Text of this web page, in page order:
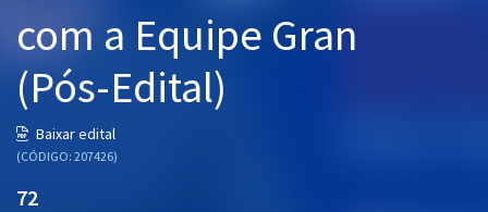
Questões grátis
Conteúdo gratuito
Blog
Aprovados
com a Equipe Gran
(Pós-Edital)
Baixar edital
(CÓDIGO: 207426)
72